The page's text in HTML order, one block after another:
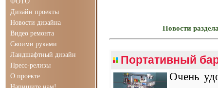
Дизайн проекты
Новости дизайна
Видео ремонта
Своими руками
Ландшафтный дизайн
Пресс-релизы
О проекте
Новости
Портативный
Очень